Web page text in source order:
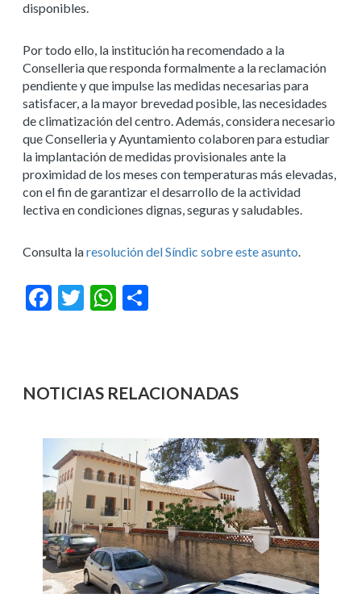
disponibles.
Por todo ello, la institución ha recomendado a la
Conselleria que responda formalmente a la reclamación
pendiente y que impulse las medidas necesarias para
satisfacer, a la mayor brevedad posible, las necesidades
de climatización del centro. Además, considera necesario
que Conselleria y Ayuntamiento colaboren para estudiar
la implantación de medidas provisionales ante la
proximidad de los meses con temperaturas más elevadas,
con el fin de garantizar el desarrollo de la actividad
lectiva en condiciones dignas, seguras y saludables.
Consulta laresolución del Síndic sobre este asunto
Facebook
Twitter WhatsApp
NOTICIAS RELACIONADAS